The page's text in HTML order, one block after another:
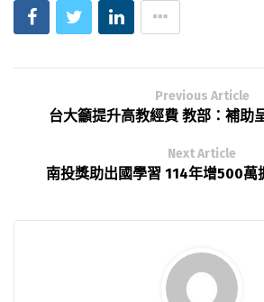
Previous Article
台大籲提升高教經費 教部：補助
Next Article
南投獎助出國學習 114年增500萬